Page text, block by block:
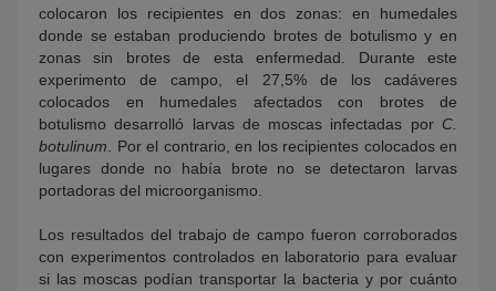
colocaron los recipientes en dos zonas: en humedales
donde se estaban produciendo brotes de botulismo y en
zonas sin brotes de esta enfermedad. Durante este
experimento de campo, el 27,5% de los cadáveres
colocados en humedales afectados con brotes de
botulismo desarrolló larvas de moscas infectadas por C.
botulinum . Por el contrario, en los recipientes colocados en
lugares donde no había brote no se detectaron larvas
portadoras del microorganismo.
Los resultados del trabajo de campo fueron corroborados
con experimentos controlados en laboratorio para evaluar
si las moscas podían transportar la bacteria y por cuánto